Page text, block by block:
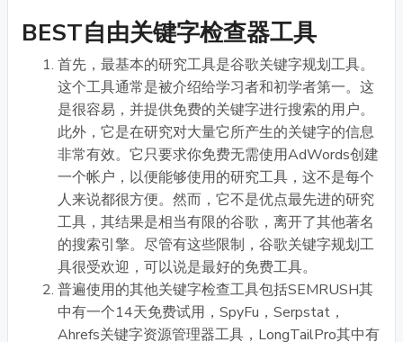
BEST自由关键字检查器工具
首先，最基本的研究工具是谷歌关键字规划工具。
这个工具通常是被介绍给学习者和初学者第一。这
是很容易，并提供免费的关键字进行搜索的用户。
此外，它是在研究对大量它所产生的关键字的信息
非常有效。它只要求你免费无需使用AdWords创建
一个帐户，以便能够使用的研究工具，这不是每个
人来说都很方便。然而，它不是优点最先进的研究
工具，其结果是相当有限的谷歌，离开了其他著名
的搜索引擎。尽管有这些限制，谷歌关键字规划工
具很受欢迎，可以说是最好的免费工具。
普遍使用的其他关键字检查工具包括SEMRUSH其
中有一个14天免费试用，SpyFu，Serpstat，
Ahrefs关键字资源管理器工具，LongTailPro其中有